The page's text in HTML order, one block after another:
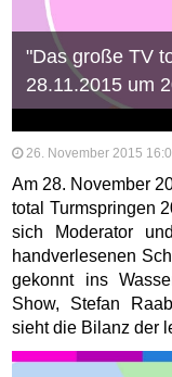
"Das große TV
28.11.2015 um
26. November 2015
Am 28. November
total Turmspringen
sich Moderator
handverlesenen
gekonnt ins
Show, Stefan
sieht die Bilanz der